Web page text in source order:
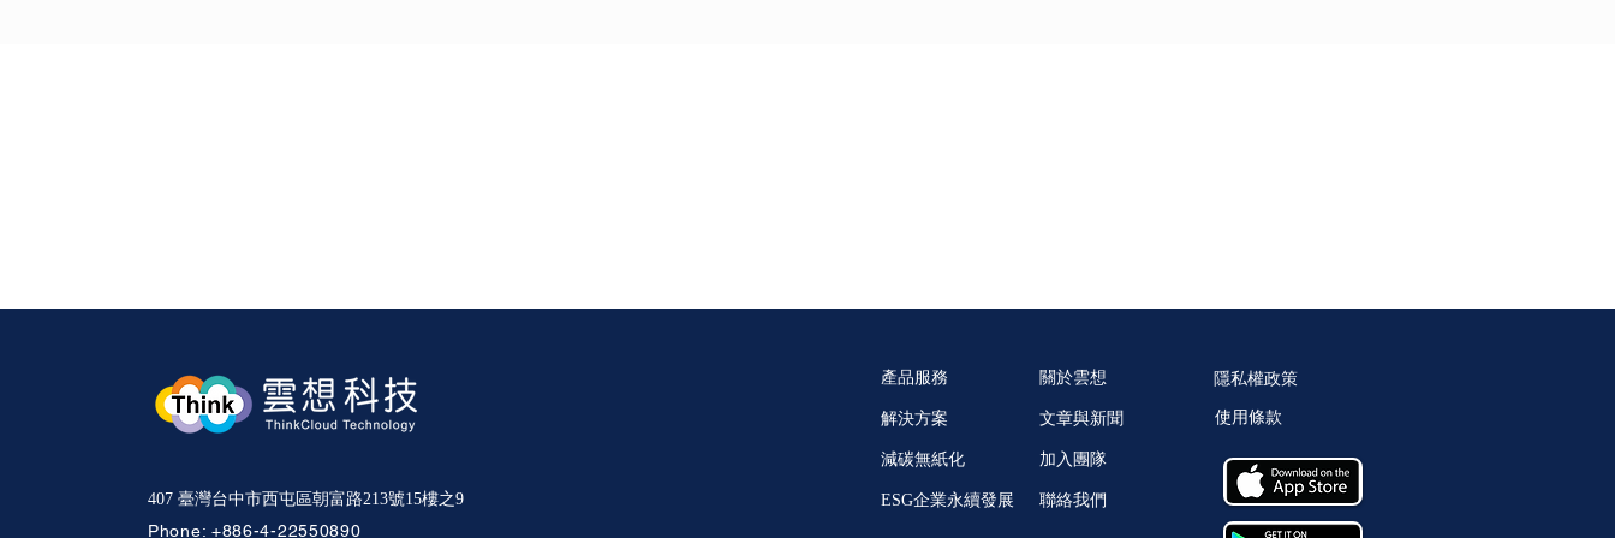
407 臺灣台中市西屯區朝富路213號15樓之9
Phone: +886-4-22550890
產品服務
解決方案
減碳無紙化
ESG企業永續發展
關於雲想
文章與新聞
加入團隊
聯絡我們
隱私權政策
使用條款